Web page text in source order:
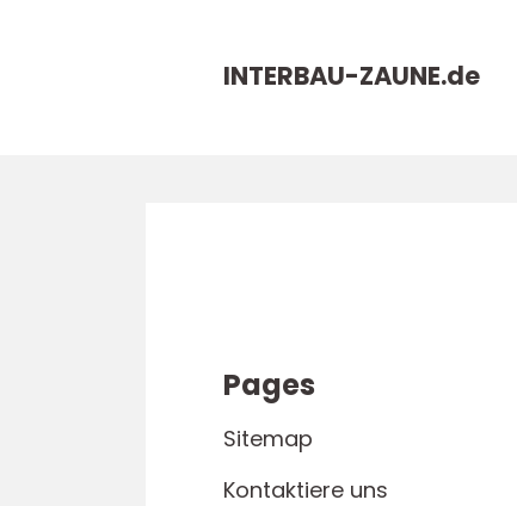
INTERBAU-ZAUNE.de
Pages
Sitemap
Kontaktiere uns